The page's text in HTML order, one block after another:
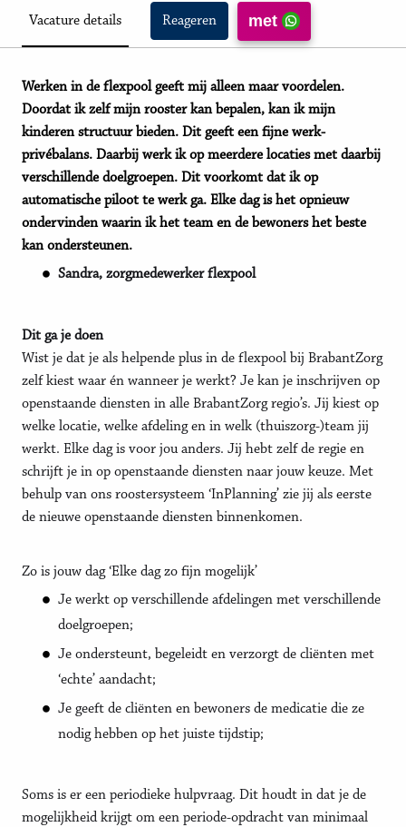
Vacature details Reageren met
Werken in de flexpool geeft mij alleen maar voordelen.
Doordat ik zelf mijn rooster kan bepalen, kan ik mijn
kinderen structuur bieden. Dit geeft een fijne werk-
privébalans. Daarbij werk ik op meerdere locaties met daarbij
verschillende doelgroepen. Dit voorkomt dat ik op
automatische piloot te werk ga. Elke dag is het opnieuw
ondervinden waarin ik het team en de bewoners het beste
kan ondersteunen.
Sandra, zorgmedewerker flexpool
Dit ga je doen
Wist je dat je als helpende plus in de flexpool bij BrabantZorg
zelf kiest waar én wanneer je werkt? Je kan je inschrijven op
openstaande diensten in alle BrabantZorg regio’s. Jij kiest op
welke locatie, welke afdeling en in welk (thuiszorg-)team jij
werkt. Elke dag is voor jou anders. Jij hebt zelf de regie en
schrijft je in op openstaande diensten naar jouw keuze. Met
behulp van ons roostersysteem ‘InPlanning’ zie jij als eerste
de nieuwe openstaande diensten binnenkomen.
Zo is jouw dag ‘Elke dag zo fijn mogelijk’
Je werkt op verschillende afdelingen met verschillende
doelgroepen;
Je ondersteunt, begeleidt en verzorgt de cliënten met
‘echte’ aandacht;
Je geeft de cliënten en bewoners de medicatie die ze
nodig hebben op het juiste tijdstip;
Soms is er een periodieke hulpvraag. Dit houdt in dat je de
mogelijkheid krijgt om een periode-opdracht van minimaal